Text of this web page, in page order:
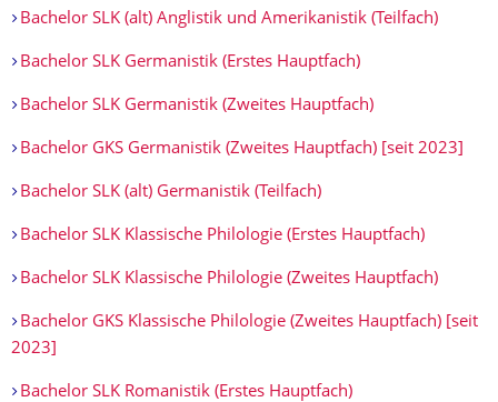
Bachelor SLK (alt) Anglistik und Amerikanistik (Teilfach)
Bachelor SLK Germanistik (Erstes Hauptfach)
Bachelor SLK Germanistik (Zweites Hauptfach)
Bachelor GKS Germanistik (Zweites Hauptfach) [seit 2023]
Bachelor SLK (alt) Germanistik (Teilfach)
Bachelor SLK Klassische Philologie (Erstes Hauptfach)
Bachelor SLK Klassische Philologie (Zweites Hauptfach)
Bachelor GKS Klassische Philologie (Zweites Hauptfach) [seit
2023]
Bachelor SLK Romanistik (Erstes Hauptfach)